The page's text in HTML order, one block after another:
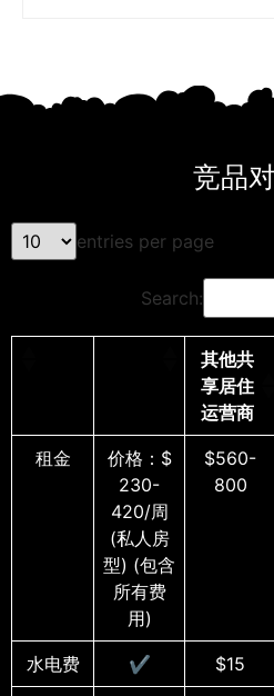
竞品
entries per page
Search:
其他共
享居住
运营商
租金
价格：$
230-
420/周
(私人房
型) (包含
所有费
用)
$560-
800
水电费 ✔ $15